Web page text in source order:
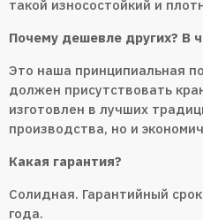
такой износостойкий и
Почему дешевле других? В
Это наша принципиальная
должен присутствовать
изготовлен в лучших
производства, но и
Какая гарантия?
Солидная. Гарантийный
года.